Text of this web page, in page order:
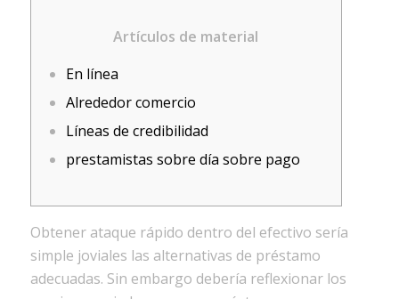
Artículos de material
En línea
Alrededor comercio
Líneas de credibilidad
prestamistas sobre día sobre pago
Obtener ataque rápido dentro del efectivo serí­a
simple joviales las alternativas de préstamo
adecuadas. Sin embargo debería reflexionar los